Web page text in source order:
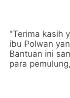
"Terima kasih
ibu Polwan
Bantuan ini
para